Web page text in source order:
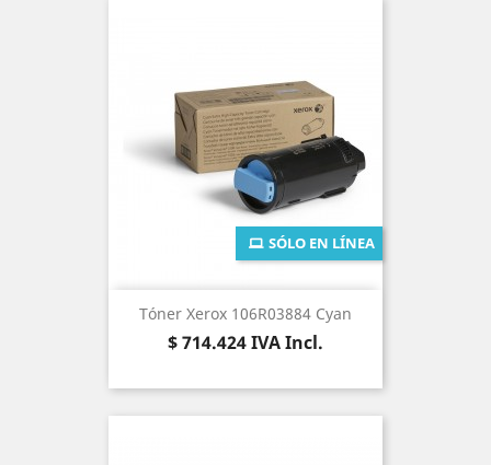
Tóner Xerox 106R03884 Cyan
Precio
$ 714.424IVA Incl.
SÓLO EN LÍNEA